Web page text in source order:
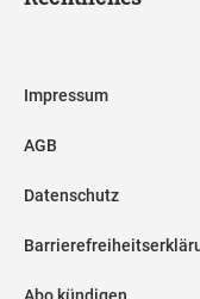
Impressum
AGB
Datenschutz
Abo kündigen